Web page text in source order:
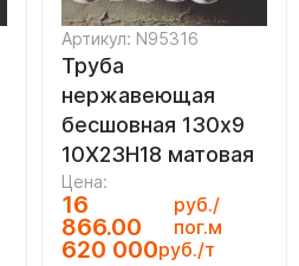
Артикул: N95316
Труба
нержавеющая
бесшовная 130х9
10Х23Н18 матовая
Цена:
16
866.00
руб./
пог.м
620 000руб./т